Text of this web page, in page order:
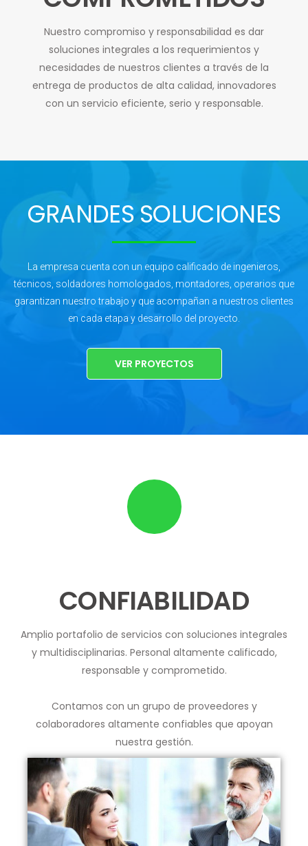
Nuestro compromiso y responsabilidad es dar
soluciones integrales a los requerimientos y
necesidades de nuestros clientes a través de la
entrega de productos de alta calidad, innovadores
con un servicio eficiente, serio y responsable.
GRANDES SOLUCIONES
La empresa cuenta con un equipo calificado de ingenieros,
técnicos, soldadores homologados, montadores, operarios que
garantizan nuestro trabajo y que acompañan a nuestros clientes
en cada etapa y desarrollo del proyecto.
VER PROYECTOS
CONFIABILIDAD
Amplio portafolio de servicios con soluciones integrales
y multidisciplinarias. Personal altamente calificado,
responsable y comprometido.
Contamos con un grupo de proveedores y
colaboradores altamente confiables que apoyan
nuestra gestión.